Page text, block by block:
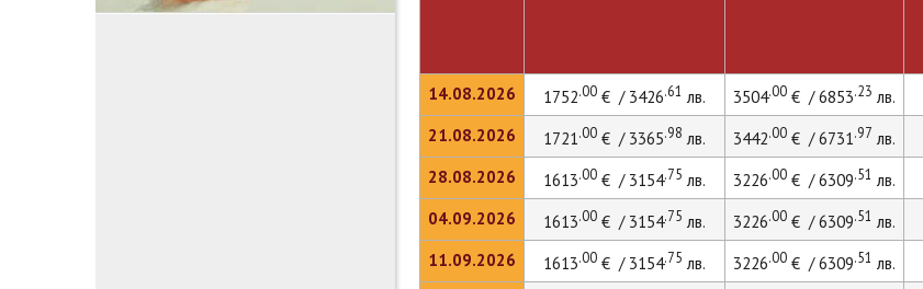
14.08.2026
21.08.2026
28.08.2026
04.09.2026
11.09.2026
1752.00 € / 3426.61 лв. 3504.00 € / 6853.23 лв.
1721.00 € / 3365.98 лв. 3442.00 € / 6731.97 лв.
1613.00 € / 3154.75 лв. 3226.00 € / 6309.51 лв.
1613.00 € / 3154.75 лв. 3226.00 € / 6309.51 лв.
1613.00 € / 3154.75 лв. 3226.00 € / 6309.51 лв.